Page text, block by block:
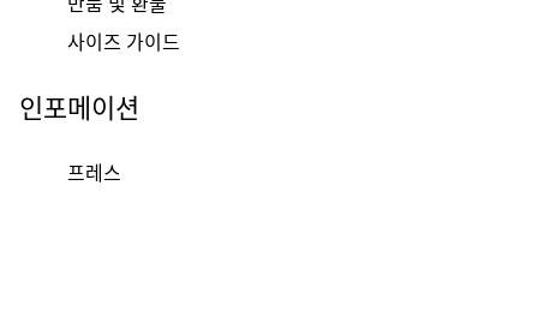
사이즈 가이드
인포메이션
프레스